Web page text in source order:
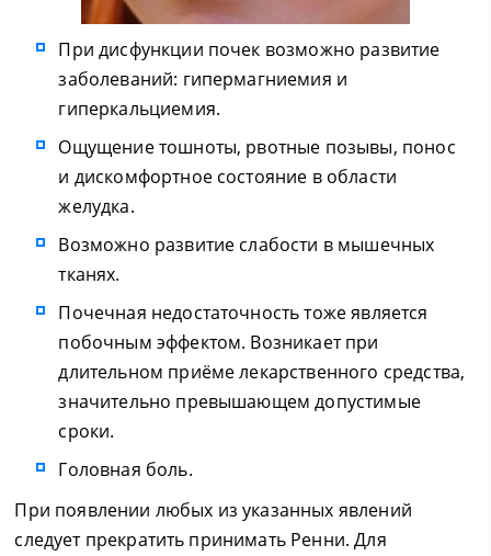
При дисфункции почек возможно развитие
заболеваний: гипермагниемия и
гиперкальциемия.
Ощущение тошноты, рвотные позывы, понос
и дискомфортное состояние в области
желудка.
Возможно развитие слабости в мышечных
тканях.
Почечная недостаточность тоже является
побочным эффектом. Возникает при
длительном приёме лекарственного средства,
значительно превышающем допустимые
сроки.
Головная боль.
При появлении любых из указанных явлений
следует прекратить принимать Ренни. Для